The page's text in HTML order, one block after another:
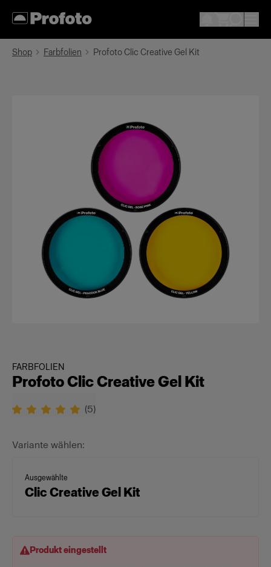
Shop Farbfolien Profoto Clic Creative Gel Kit
FARBFOLIEN
Profoto Clic Creative Gel Kit
(5)
Variante wählen:
Ausgewählte
Clic Creative Gel Kit
Produkt eingestellt